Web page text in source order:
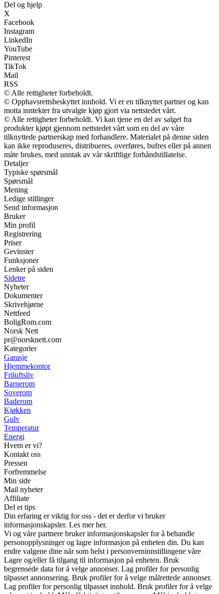
Del og hjelp
X
Facebook
Instagram
LinkedIn
YouTube
Pinterest
TikTok
Mail
RSS
© Alle rettigheter forbeholdt.
© Opphavsrettsbeskyttet innhold. Vi er en tilknyttet partner og kan
motta inntekter fra utvalgte kjøp gjort via nettstedet vårt.
© Alle rettigheter forbeholdt. Vi kan tjene en del av salget fra
produkter kjøpt gjennom nettstedet vårt som en del av våre
tilknyttede partnerskap med forhandlere. Materialet på denne siden
kan ikke reproduseres, distribueres, overføres, bufres eller på annen
måte brukes, med unntak av vår skriftlige forhåndstillatelse.
Detaljer
Typiske spørsmål
Spørsmål
Mening
Ledige stillinger
Send informasjon
Bruker
Min profil
Registrering
Priser
Gevinster
Funksjoner
Lenker på siden
Sidetre
Nyheter
Dokumenter
Skrivehjørne
Nettfeed
BoligRom.com
Norsk Nett
pr@norsknett.com
Kategorier
Garasje
Hjemmekontor
Friluftsliv
Barnerom
Soverom
Baderom
Kjøkken
Gulv
Temperatur
Energi
Hvem er vi?
Kontakt oss
Pressen
Forfremmelse
Min side
Mail nyheter
Affiliate
Del et tips
Din erfaring er viktig for oss - det er derfor vi bruker
informasjonskapsler. Les mer her.
Vi og våre partnere bruker informasjonskapsler for å behandle
personopplysninger og lagre informasjon på enheten din. Du kan
endre valgene dine når som helst i personverninnstillingene våre
Lagre og/eller få tilgang til informasjon på enheten. Bruk
begrensede data for å velge annonser. Lag profiler for personlig
tilpasset annonsering. Bruk profiler for å velge målrettede annonser.
Lag profiler for personlig tilpasset innhold. Bruk profiler for å velge